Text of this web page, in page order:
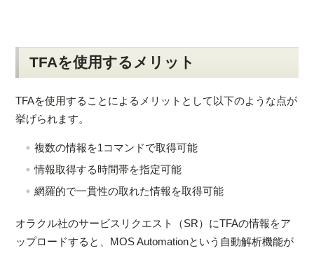
TFAを使用するメリット
TFAを使用することによるメリットとして以下のような点が
挙げられます。
複数の情報を1コマンドで取得可能
情報取得する時間帯を指定可能
網羅的で一貫性の取れた情報を取得可能
オラクル社のサービスリクエスト（SR）にTFAの情報をア
ップロードすると、MOS Automationという自動解析機能が